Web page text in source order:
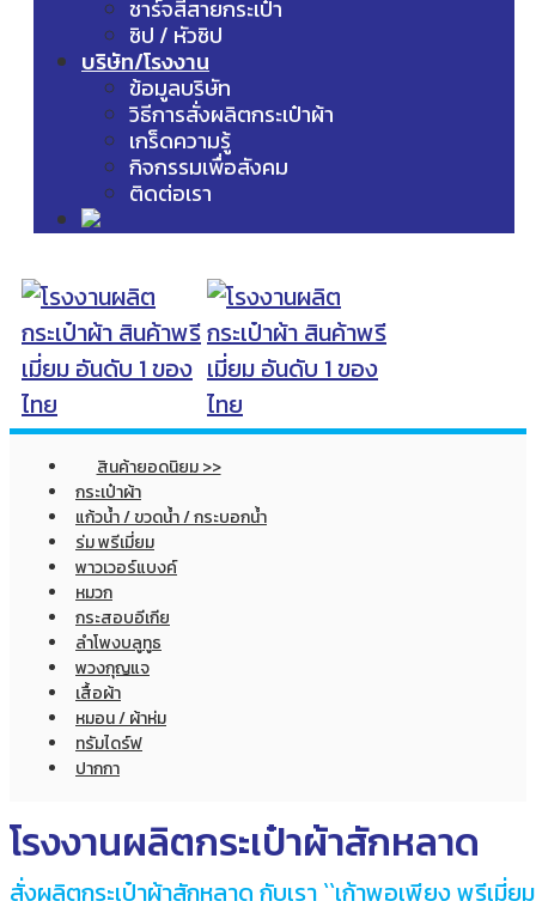
ชาร์จสีสายกระเป๋า
ซิป / หัวซิป
บริษัท/โรงงาน
ข้อมูลบริษัท
วิธีการสั่งผลิตกระเป๋าผ้า
เกร็ดความรู้
กิจกรรมเพื่อสังคม
ติดต่อเรา
สินค้ายอดนิยม >>
กระเป๋าผ้า
แก้วน้ำ / ขวดน้ำ / กระบอกน้ำ
ร่ม พรีเมี่ยม
พาวเวอร์แบงค์
หมวก
กระสอบอีเกีย
ลำโพงบลูทูธ
พวงกุญแจ
เสื้อผ้า
หมอน / ผ้าห่ม
ทรัมไดร์ฟ
ปากกา
โรงงานผลิตกระเป๋าผ้าสักหลาด
สั่งผลิตกระเป๋าผ้าสักหลาด กับเรา ``เก้าพอเพียง พรีเมี่ย